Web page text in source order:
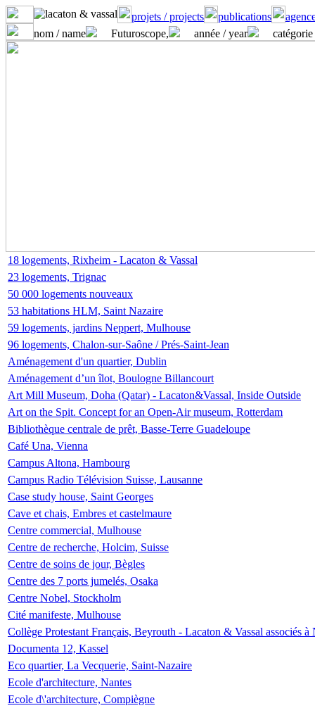
projets / projects publications
nom / name
Futuroscope, année / year
18 logements, Rixheim - Lacaton & Vassal
23 logements, Trignac
50 000 logements nouveaux
53 habitations HLM, Saint Nazaire
59 logements, jardins Neppert, Mulhouse
96 logements, Chalon-sur-Saône / Prés-Saint-Jean
Aménagement d'un quartier, Dublin
Aménagement d’un îlot, Boulogne Billancourt
Art Mill Museum, Doha (Qatar) - Lacaton&Vassal, Inside Outside
Art on the Spit. Concept for an Open-Air museum, Rotterdam
Bibliothèque centrale de prêt, Basse-Terre Guadeloupe
Café Una, Vienna
Campus Altona, Hambourg
Campus Radio Télévision Suisse, Lausanne
Case study house, Saint Georges
Cave et chais, Embres et castelmaure
Centre commercial, Mulhouse
Centre de recherche, Holcim, Suisse
Centre de soins de jour, Bègles
Centre des 7 ports jumelés, Osaka
Centre Nobel, Stockholm
Cité manifeste, Mulhouse
Collège Protestant Français, Beyrouth - Lacaton & Vassal associés
Documenta 12, Kassel
Eco quartier, La Vecquerie, Saint-Nazaire
Ecole d'architecture, Nantes
Ecole d\'architecture, Compiègne